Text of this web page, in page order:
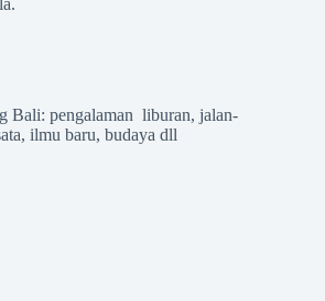
Bali: pengalaman liburan, jalan-
ilmu baru, budaya dll